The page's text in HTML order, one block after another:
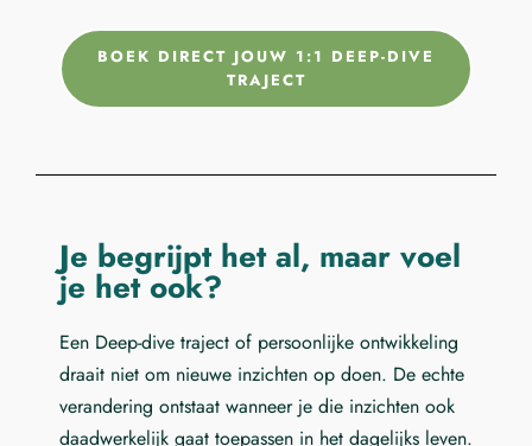
BOEK DIRECT JOUW 1:1 DEEP-DIVE
TRAJECT
Je begrijpt het al, maar voel
je het ook?
Een Deep-dive traject of persoonlijke ontwikkeling
draait niet om nieuwe inzichten op doen. De echte
verandering ontstaat wanneer je die inzichten ook
daadwerkelijk gaat toepassen in het dagelijks leven.